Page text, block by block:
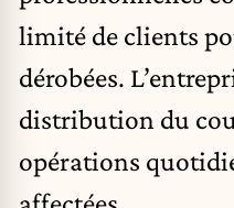
limité de clients
dérobées.
distribution du
opérations